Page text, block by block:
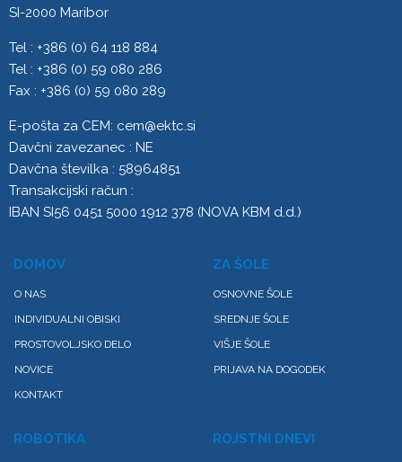
SI-2000 Maribor
Tel : +386 (0) 64 118 884
Tel : +386 (0) 59 080 286
Fax : +386 (0) 59 080 289
E-pošta za CEM: cem@ektc.si
Davčni zavezanec : NE
Davčna številka : 58964851
Transakcijski račun :
IBAN SI56 0451 5000 1912 378 (NOVA KBM d.d.)
DOMOV
O NAS
INDIVIDUALNI OBISKI
PROSTOVOLJSKO DELO
NOVICE
KONTAKT
ZA ŠOLE
OSNOVNE ŠOLE
SREDNJE ŠOLE
VIŠJE ŠOLE
PRIJAVA NA DOGODEK
ROBOTIKA ROJSTNI DNEVI